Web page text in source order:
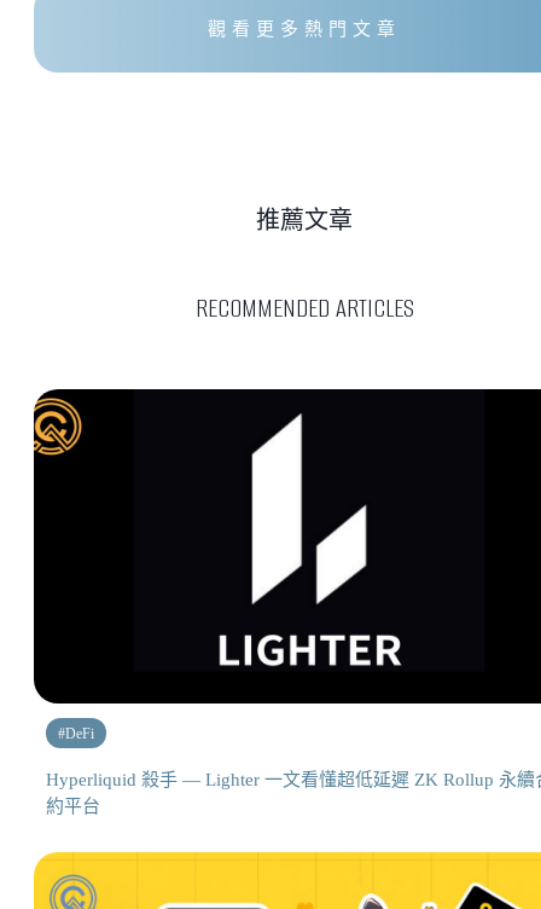
觀看更多熱門文章
RECOMMENDED ARTICLES
推薦文章
#DeFi
Hyperliquid 殺手 — Lighter 一文看懂超低延遲 ZK Rollup 永續
約平台